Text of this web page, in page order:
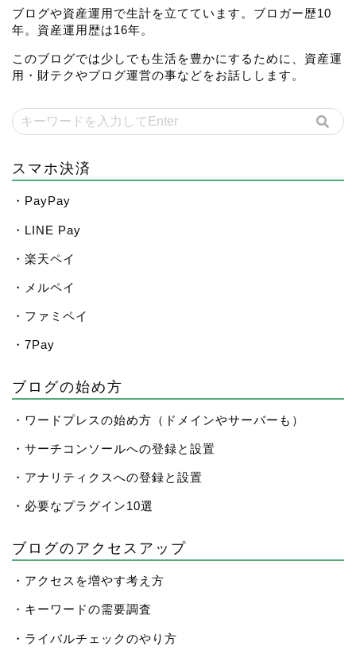
ブログや資産運用で生計を立てています。ブロガー歴10
年。資産運用歴は16年。
このブログでは少しでも生活を豊かにするために、資産運
用・財テクやブログ運営の事などをお話しします。
スマホ決済
・PayPay
・LINE Pay
・楽天ペイ
・メルペイ
・ファミペイ
・7Pay
ブログの始め方
・ワードプレスの始め方（ドメインやサーバーも）
・サーチコンソールへの登録と設置
・アナリティクスへの登録と設置
・必要なプラグイン10選
ブログのアクセスアップ
・アクセスを増やす考え方
・キーワードの需要調査
・ライバルチェックのやり方